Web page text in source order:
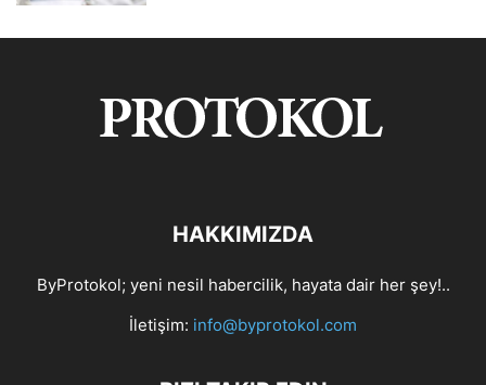
HAKKIMIZDA
ByProtokol; yeni nesil habercilik, hayata dair her şey!..
İletişim: info@byprotokol.com